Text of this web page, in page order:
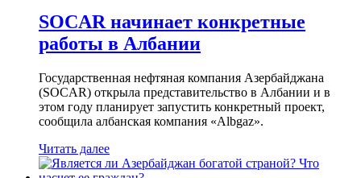
SOCAR начинает конкретные
работы в Албании
Государственная нефтяная компания Азербайджана
(SOCAR) открыла представительство в Албании и в
этом году планирует запустить конкретный проект,
сообщила албанская компания «Albgaz».
Читать далее